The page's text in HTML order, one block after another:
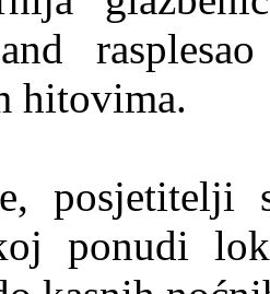
hitovima.
ponudi